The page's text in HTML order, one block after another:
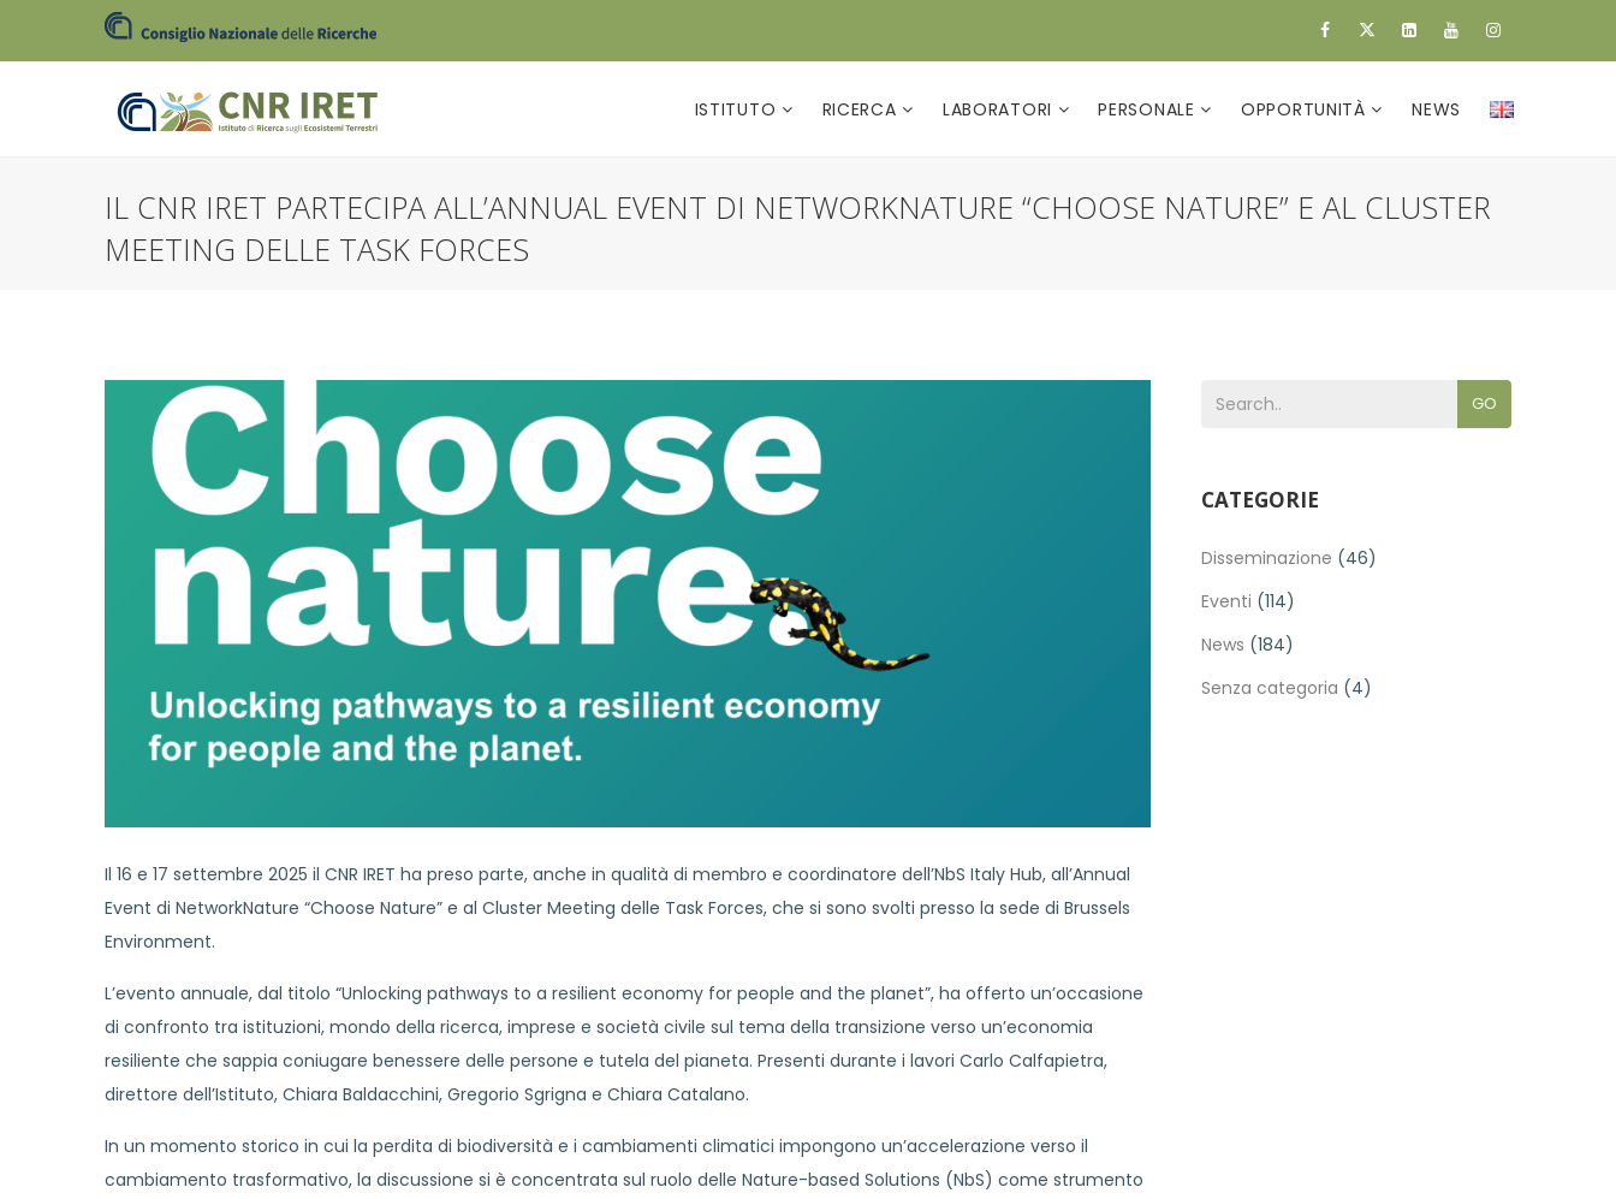
ISTITUTO RICERCA LABORATORI PERSONALE OPPORTUNITÀ NEWS
IL CNR IRET PARTECIPA ALL’ANNUAL EVENT DI NETWORKNATURE “CHOOSE NATURE” E AL CLUSTER
MEETING DELLE TASK FORCES
Il 16 e 17 settembre 2025 il CNR IRET ha preso parte, anche in qualità di membro e coordinatore dell’NbS Italy Hub, all’Annual
Event di NetworkNature “Choose Nature” e al Cluster Meeting delle Task Forces, che si sono svolti presso la sede di Brussels
Environment.
L’evento annuale, dal titolo “Unlocking pathways to a resilient economy for people and the planet”, ha offerto un’occasione
di confronto tra istituzioni, mondo della ricerca, imprese e società civile sul tema della transizione verso un’economia
resiliente che sappia coniugare benessere delle persone e tutela del pianeta. Presenti durante i lavori Carlo Calfapietra,
direttore dell’Istituto, Chiara Baldacchini, Gregorio Sgrigna e Chiara Catalano.
In un momento storico in cui la perdita di biodiversità e i cambiamenti climatici impongono un’accelerazione verso il
cambiamento trasformativo, la discussione si è concentrata sul ruolo delle Nature-based Solutions (NbS) come strumento
GO
CATEGORIE
Disseminazione (46)
Eventi (114)
News (184)
Senza categoria (4)